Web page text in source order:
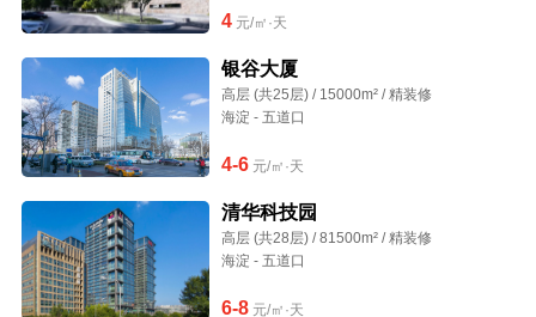
4元/㎡·天
银谷大厦
高层 (共25层) / 15000m² / 精装修
海淀 - 五道口
4-6元/㎡·天
清华科技园
高层 (共28层) / 81500m² / 精装修
海淀 - 五道口
6-8元/㎡·天